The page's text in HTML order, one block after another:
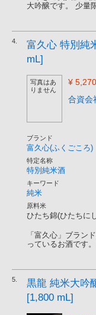
大吟醸です。 少量
4.
富久心 特別純
mL]
写真はあ
りません
¥ 5,270
合資会
ブランド
富久心(ふくごころ)
特定名称
特別純米酒
キーワード
純米
原料米
ひたち錦(ひたちに
「富久心」ブラン
っているお酒です
5.
黒龍 純米大吟
[1,800 mL]